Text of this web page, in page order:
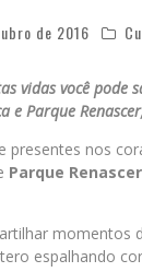
de 2016
vidas você pode
e Parque
presentes nos
Parque Renascer
momentos
espalhando